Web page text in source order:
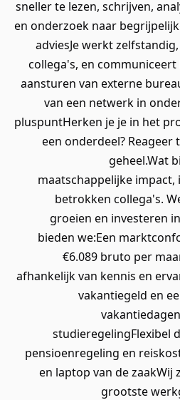
sneller te lezen, schrijven,
en onderzoek naar
adviesJe werkt
collega's, en
aansturen van externe
van een netwerk in
pluspuntHerken je je in het
een onderdeel?
geheel.Wat
maatschappelijke impact,
betrokken collega's.
groeien en investeren
bieden we:Een
€6.089 bruto per
afhankelijk van kennis en
vakantiegeld en
studieregelingFlexibel
pensioenregeling en
en laptop van de zaakWij
grootste